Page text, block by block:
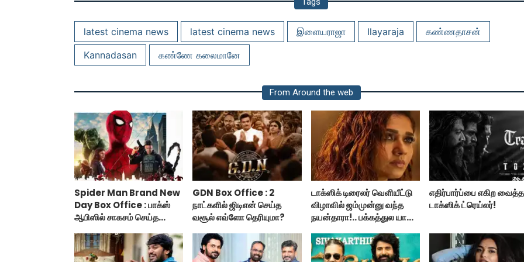
latest cinema news latest cinema news இளையராஜா Ilayaraja
கண்ணதாசன்
Kannadasan
கண்ணே கலைமானே
From Around the web
Spider Man Brand New
Day Box Office : பாக்ஸ்
ஆபிஸில் சாகசம் செய்த
டே!
GDN Box Office : 2
நாட்களில் ஜிடிஎன் செய்த
வசூல் எவ்ளோ தெரியுமா?
டாக்ஸிக் டிரைலர் வெளியீட்டு
விழாவில் ஜம்முன்னு வந்த
நயன்தாரா!.. பக்கத்துல யாரு
எதிர்பார்ப்பை எகிற வைத்த
டாக்ஸிக் ட்ரெய்லர்!